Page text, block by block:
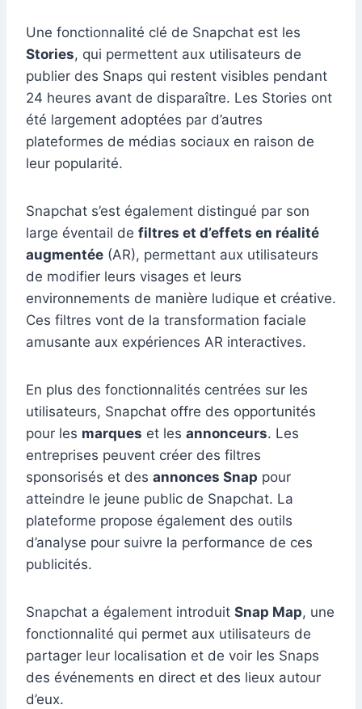
Une fonctionnalité clé de Snapchat est les
Stories, qui permettent aux utilisateurs de
publier des Snaps qui restent visibles pendant
24 heures avant de disparaître. Les Stories ont
été largement adoptées par d’autres
plateformes de médias sociaux en raison de
leur popularité.
Snapchat s’est également distingué par son
large éventail de filtres et d’effets en réalité
augmentée (AR), permettant aux utilisateurs
de modifier leurs visages et leurs
environnements de manière ludique et créative.
Ces filtres vont de la transformation faciale
amusante aux expériences AR interactives.
En plus des fonctionnalités centrées sur les
utilisateurs, Snapchat offre des opportunités
pour les marques et les annonceurs. Les
entreprises peuvent créer des filtres
sponsorisés et des annonces Snap pour
atteindre le jeune public de Snapchat. La
plateforme propose également des outils
d’analyse pour suivre la performance de ces
publicités.
Snapchat a également introduit Snap Map, une
fonctionnalité qui permet aux utilisateurs de
partager leur localisation et de voir les Snaps
des événements en direct et des lieux autour
d’eux.